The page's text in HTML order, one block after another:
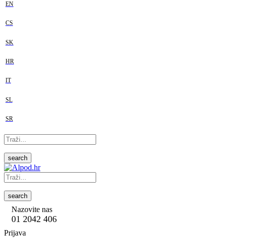
EN
CS
SK
HR
IT
SL
SR
search
search
Nazovite nas
01 2042 406
Prijava